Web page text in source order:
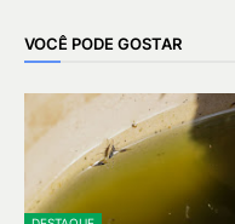
VOCÊ PODE GOSTAR